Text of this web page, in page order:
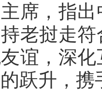
席，指
老挝走
谊，深
跃升，